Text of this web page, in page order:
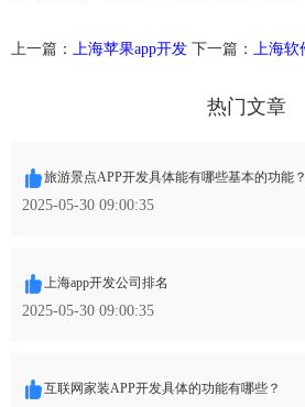
上一篇： 上海苹果app开发 下一篇： 上海软
热门文章
旅游景点APP开发具体能有哪些基本的功能？
2025-05-30 09:00:35
上海app开发公司排名
2025-05-30 09:00:35
互联网家装APP开发具体的功能有哪些？